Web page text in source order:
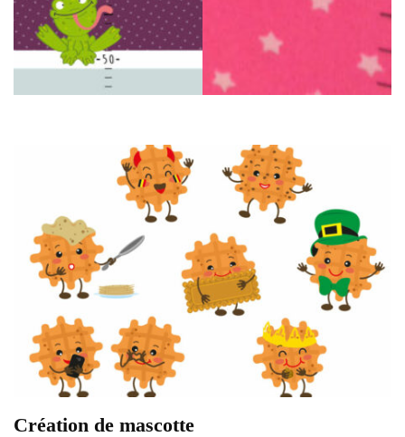
Création de mascotte